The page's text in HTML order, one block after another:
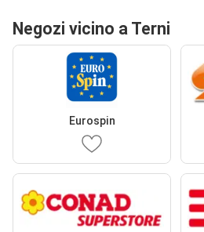
Negozi vicino a Terni
Eurospin